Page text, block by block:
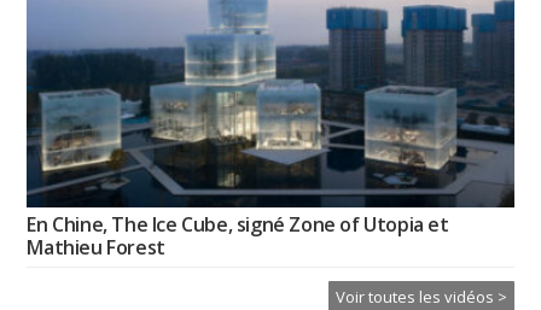
En Chine, The Ice Cube, signé Zone of Utopia et
Mathieu Forest
Voir toutes les vidéos >